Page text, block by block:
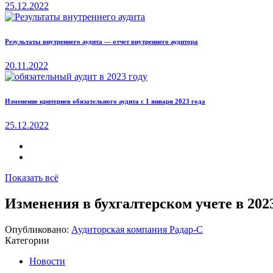
25.12.2022
Результаты внутреннего аудита — отчет внутреннего аудитора
20.11.2022
Изменение критериев обязательного аудита с 1 января 2023 года
25.12.2022
Показать всё
Изменения в бухгалтерском учете в
Опубликовано: Аудиторская компания Радар-С
Категории
Новости